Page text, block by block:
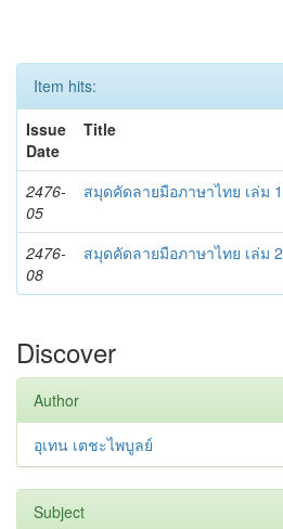
Item hits:
Issue
Date
Title
2476-
05
สมุดคัดลายมือภาษาไทย เล่ม 1
2476-
08
สมุดคัดลายมือภาษาไทย เล่ม 2
Discover
Author
อุเทน เตชะไพบูลย์
Subject